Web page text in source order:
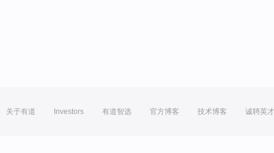
关于有道 Investors 有道智选 官方博客 技术博客 诚聘英才